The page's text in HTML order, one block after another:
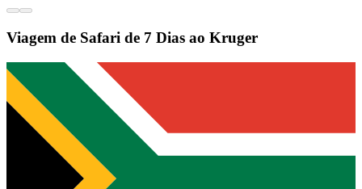
Viagem de Safari de 7 Dias ao Kruger